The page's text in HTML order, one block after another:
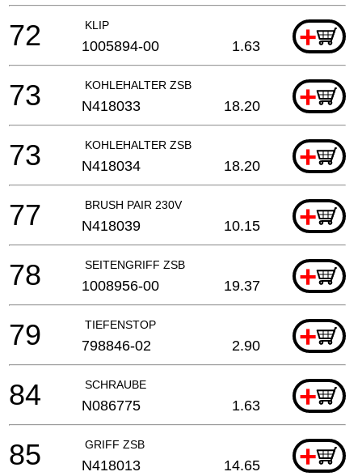
KLIP +
72 1005894-00 1.63
KOHLEHALTER ZSB +
73 N418033 18.20
KOHLEHALTER ZSB +
73 N418034 18.20
BRUSH PAIR 230V +
77 N418039 10.15
SEITENGRIFF ZSB +
78 1008956-00 19.37
TIEFENSTOP +
79 798846-02 2.90
SCHRAUBE +
84 N086775 1.63
GRIFF ZSB +
85 N418013 14.65